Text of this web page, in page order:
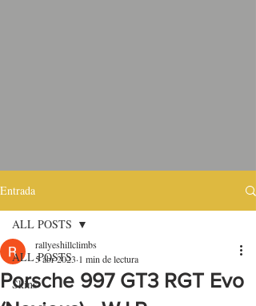
Entrada
ALL POSTS
Skins
ALL POSTS
Porsche 997 GT3 RGT Evo
rallyeshillclimbs
5 abr 2023 1 min de lectura